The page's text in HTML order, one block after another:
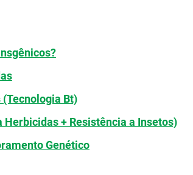
Bt)
+ Resistência a Insetos)
Genético